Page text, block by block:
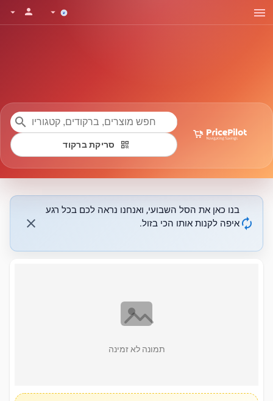
menu
arrow_drop_down
person
arrow_drop_down
search
qr_code סריקת ברקוד
autorenew
בנו כאן את הסל השבועי, ואנחנו נראה לכם בכל רגע
איפה לקנות אותו הכי בזול.
close
תמונה לא זמינה